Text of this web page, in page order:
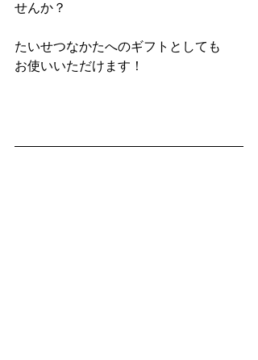
せんか？
たいせつなかたへのギフトとしても
お使いいただけます！